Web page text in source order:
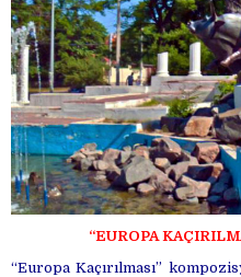
“EUROPA
“Europa Kaçırılması”